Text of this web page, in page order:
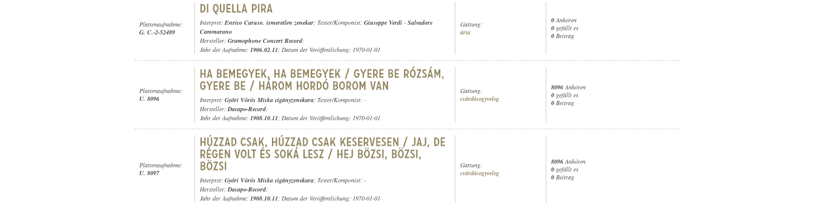
Plattenaufnahme:
G. C.-2-52489
Interpret: Enrico Caruso, ismeretlen zenekar; Texter/Komponist: Giuseppe Verdi - Salvadore
Cammarano
Hersteller: Gramophone Concert Record;
Jahr der Aufnahme: 1906.02.11; Datum der Veröffentlichung: 1970-01-01
Gattung:
ária
0Anhören
0 gefällt es
0 Beitrag
Plattenaufnahme:
U. 8096
Interpret: Győri Vörös Miska cigányzenekara; Texter/Komponist: -
Hersteller:Dacapo-Record;
Jahr der Aufnahme: 1908.10.11; Datum der Veröffentlichung: 1970-01-01
Gattung:
csárdásegyveleg
8096 Anhören
0 gefällt es
0 Beitrag
Plattenaufnahme:
U. 8097
Interpret: Győri Vörös Miska cigányzenekara; Texter/Komponist: -
Hersteller:Dacapo-Record;
Jahr der Aufnahme: 1908.10.11; Datum der Veröffentlichung: 1970-01-01
Gattung:
csárdásegyveleg
8096 Anhören
0 gefällt es
0 Beitrag